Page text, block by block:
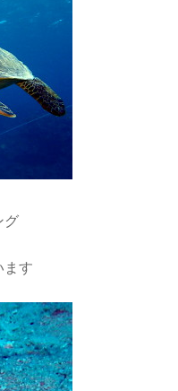
グ
す